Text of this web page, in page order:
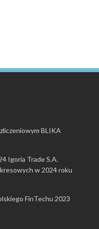
BLIKA
Igoria Trade S.A.
w 2024 roku
FinTechu 2023